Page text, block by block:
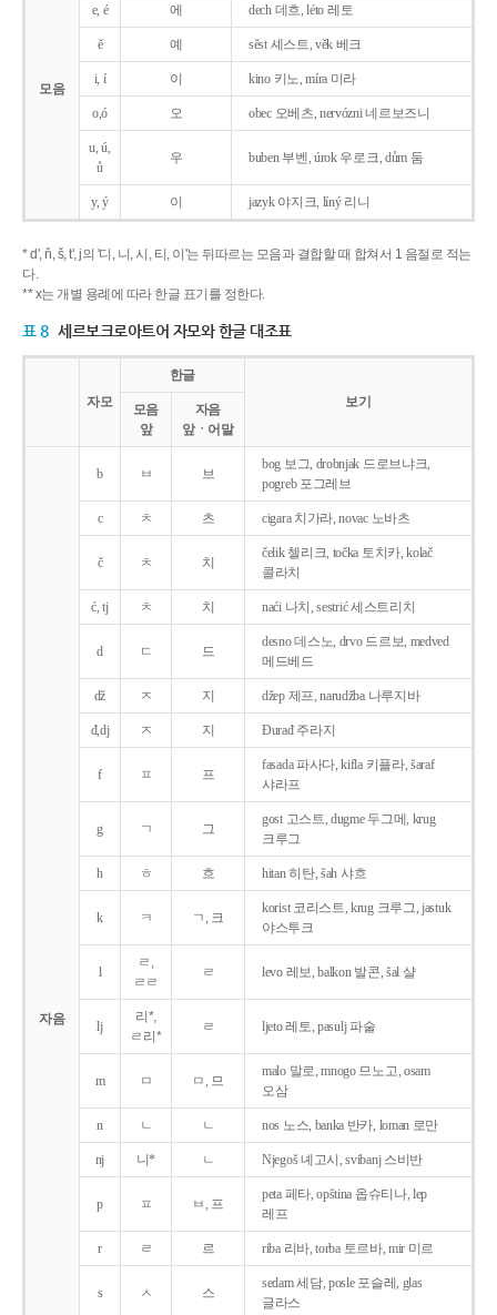
모음
e, é 에 dech 데흐, léto 레토
ě 예 sěst 셰스트, věk 베크
i, í 이 kino 키노, míra 미라
o,ó 오 obec 오베츠, nervózni 네르보즈니
u, ú,
ů
우 buben 부벤, úrok 우로크, dům 둠
y, ý 이 jazyk야지크, líný 리니
* d', ň, š, t', j의 '디, 니, 시, 티, 이'는 뒤따르는 모음과 결합할 때 합쳐서 1 음절로 적는
다.
** x는 개별 용례에 따라 한글 표기를 정한다.
표 8 세르보크로아트어 자모와 한글 대조표
자모
한글
보기
모음
앞
자음
앞ㆍ어말
자음
b ㅂ 브
bog 보그, drobnjak 드로브냐크,
pogreb 포그레브
c ㅊ 츠 cigara 치가라, novac 노바츠
č ㅊ 치
čelik 첼리크, točka 토치카, kolač
콜라치
ć, tj ㅊ 치 naći 나치, sestrić 세스트리치
d ㄷ 드
desno 데스노, drvo 드르보, medved
메드베드
dž ㅈ 지 džep 제프, narudžba 나루지바
đ,dj ㅈ 지 Ðurađ 주라지
f ㅍ 프
fasada 파사다, kifla 키플라, šaraf
샤라프
g ㄱ 그
gost 고스트, dugme 두그메, krug
크루그
h ㅎ 흐 hitan 히탄, šah 샤흐
k ㅋ ㄱ, 크
korist 코리스트, krug 크루그, jastuk
야스투크
l
ㄹ,
ㄹㄹ
ㄹ levo 레보, balkon 발콘, šal 샬
lj
리*,
ㄹ리*
ㄹ ljeto 레토, pasulj 파술
m ㅁ ㅁ, 므
malo 말로, mnogo 므노고, osam
오삼
n ㄴ ㄴ nos 노스, banka 반카, loman 로만
nj 니* ㄴ Njegoš 녜고시, svibanj 스비반
p ㅍ ㅂ, 프
peta 페타, opština 옵슈티나, lep
레프
r ㄹ 르 riba 리바, torba 토르바, mir 미르
s ㅅ 스
sedam 세담, posle 포슬레, glas
글라스